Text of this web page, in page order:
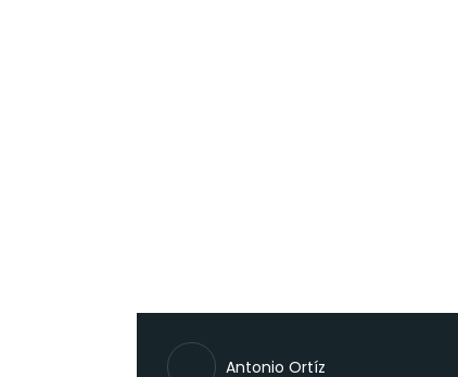
Antonio Ortíz